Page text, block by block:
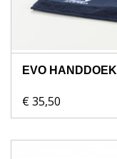
EVO HANDDOEK
€ 35,50